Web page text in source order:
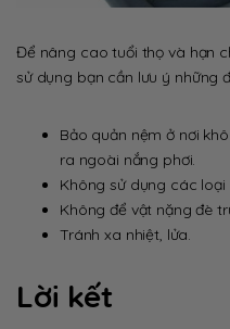
Để nâng cao tuổi thọ và hạn
sử dụng bạn cần lưu ý những
Bảo quản nệm ở nơi
ra ngoài nắng phơi.
Không sử dụng các
Không để vật nặng đè
Tránh xa nhiệt, lửa.
Lời kết